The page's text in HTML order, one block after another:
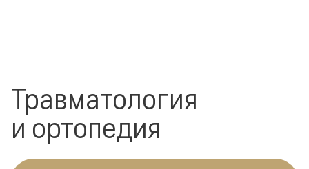
Травматология
и ортопедия